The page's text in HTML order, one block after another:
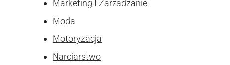
Marketing I Zarzadzanie
Moda
Motoryzacja
Narciarstwo